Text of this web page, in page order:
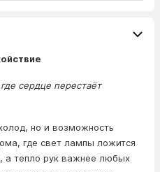
сердце перестаёт
но и возможность
где свет лампы ложится
а тепло рук важнее любых